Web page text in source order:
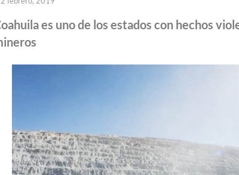
es uno de los estados con hechos